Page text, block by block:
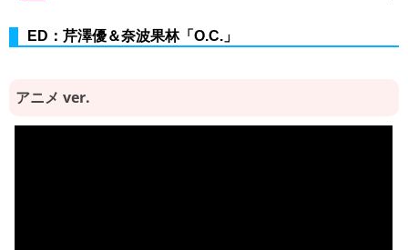
ED：芹澤優＆奈波果林「O.C.」
アニメ ver.